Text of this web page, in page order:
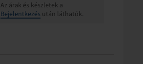
Az árak és készletek a
Bejelentkezés után láthatók.